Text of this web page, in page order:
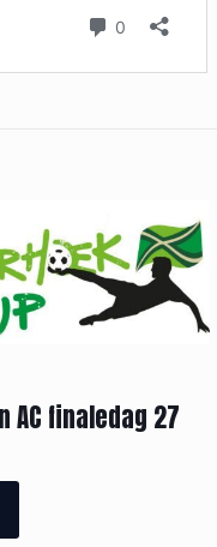
AC finaledag 27